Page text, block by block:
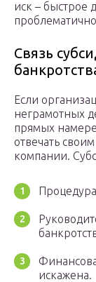
иск – быстрое
Связь
Если
неграмотных
прямых
отвечать
компании.
искажена.